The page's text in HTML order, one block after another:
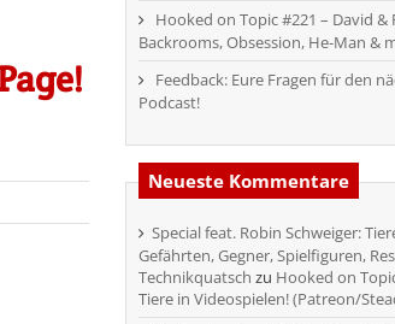
Hooked on Topic #221 – David &
Backrooms, Obsession, He-Man &
Feedback: Eure Fragen für den
Podcast!
Neueste Kommentare
Special feat. Robin Schweiger:
Gefährten, Gegner, Spielfiguren,
Technikquatsch zu Hooked on
Tiere in Videospielen! (Patreon/